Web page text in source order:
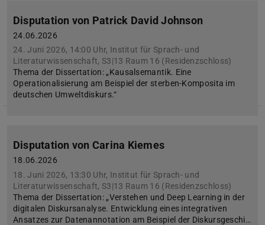
Disputation von Patrick David Johnson
24.06.2026
24. Juni 2026, 14:00 Uhr, Institut für Sprach- und
Literaturwissenschaft, S3|13 Raum 16 (Residenzschloss)
Thema der Dissertation: „Kausalsemantik. Eine
Operationalisierung am Beispiel der sterben-Komposita im
deutschen Umweltdiskurs.“
Disputation von Carina Kiemes
18.06.2026
18. Juni 2026, 13:30 Uhr, Institut für Sprach- und
Literaturwissenschaft, S3|13 Raum 16 (Residenzschloss)
Thema der Dissertation: „Verstehen und Deep Learning in der
digitalen Diskursanalyse. Entwicklung eines integrativen
Ansatzes zur Datenannotation am Beispiel der Diskursgeschi…